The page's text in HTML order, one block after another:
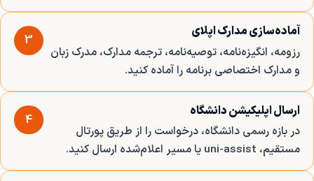
3
آماده‌سازی مدارک اپلای
رزومه، انگیزه‌نامه، توصیه‌نامه، ترجمه مدارک، مدرک زبان
و مدارک اختصاصی برنامه را آماده کنید.
4
ارسال اپلیکیشن دانشگاه
در بازه رسمی دانشگاه، درخواست را از طریق پورتال
مستقیم، uni-assist یا مسیر اعلام‌شده ارسال کنید.